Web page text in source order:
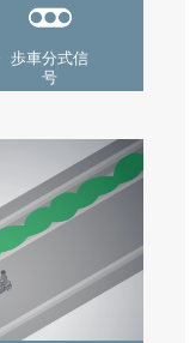
歩車分式信
号